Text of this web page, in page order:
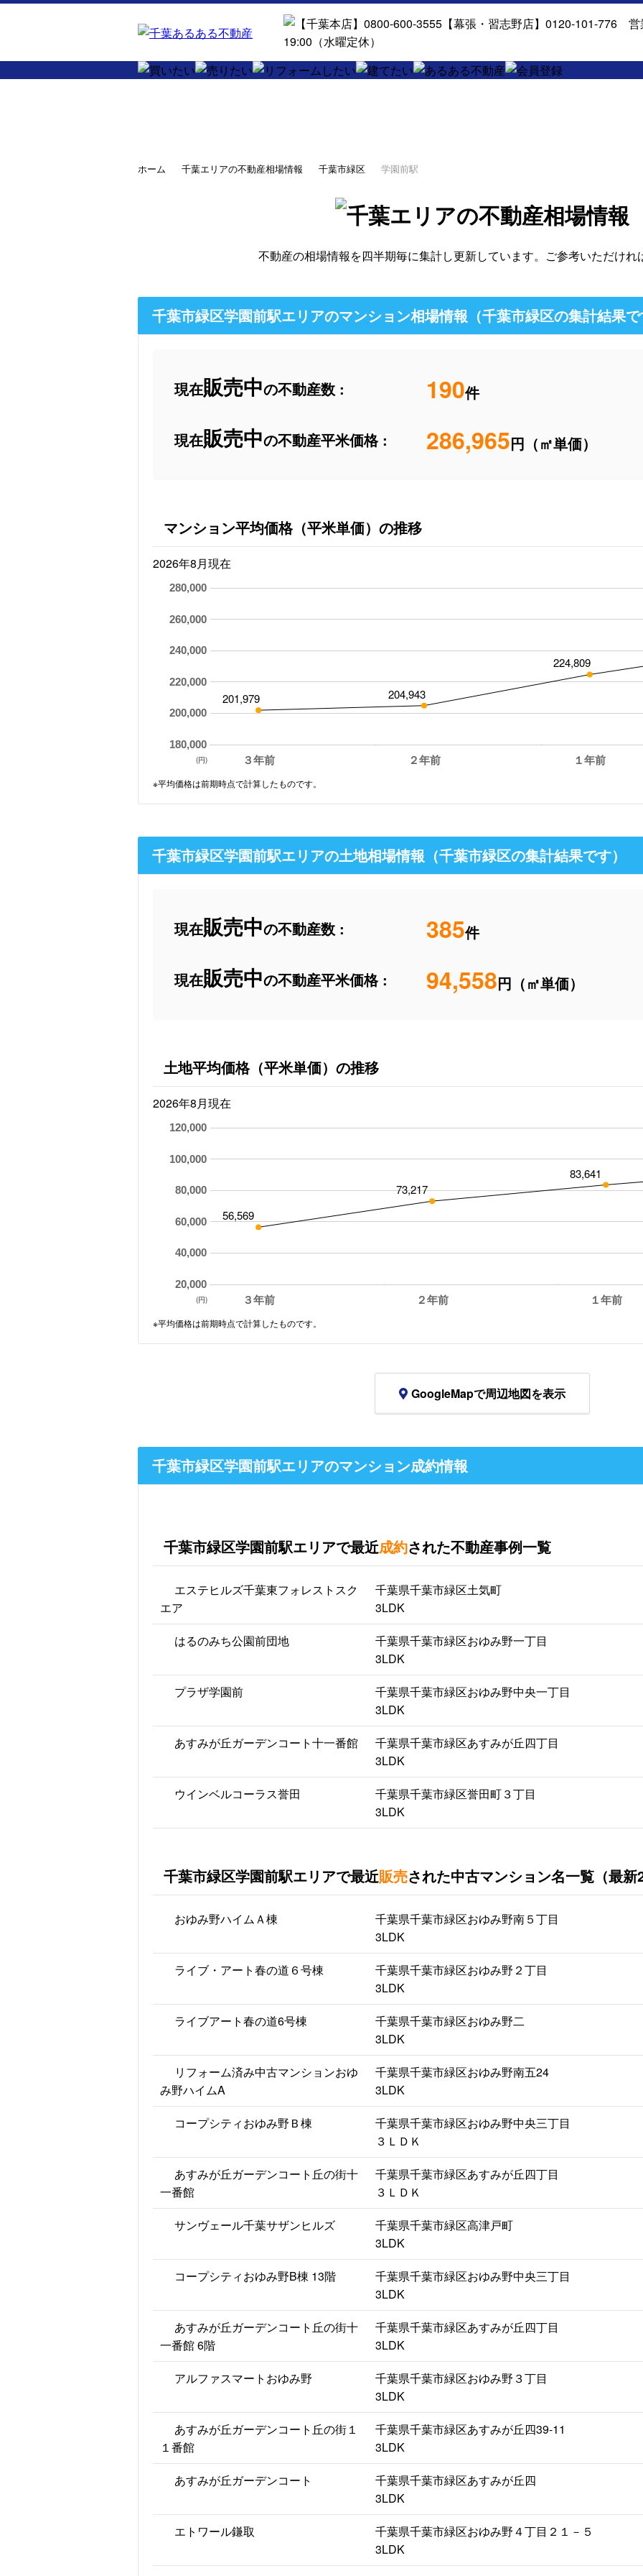
ホーム 千葉エリアの不動産相場情報 千葉市緑区 学園前駅
不動産の相場情報を四半期毎に集計し更新しています。ご参考いただけれ
千葉市緑区学園前駅エリアのマンション相場情報（千葉市緑区の集計結果
現在販売中の不動産数 : 190件
現在販売中の不動産平米価格 : 286,965円（㎡単価）
マンション平均価格（平米単価）の推移
2026年8月現在
３年前 ２年前 １年前
180,000
200,000
220,000
240,000
260,000
280,000
201,979 204,943
224,809
(円)
※平均価格は前期時点で計算したものです。
千葉市緑区学園前駅エリアの土地相場情報（千葉市緑区の集計結果です）
現在販売中の不動産数 : 385件
現在販売中の不動産平米価格 : 94,558円（㎡単価）
土地平均価格（平米単価）の推移
2026年8月現在
３年前 ２年前 １年前
20,000
40,000
60,000
80,000
100,000
120,000
56,569
73,217
83,641
(円)
※平均価格は前期時点で計算したものです。
GoogleMapで周辺地図を表示
千葉市緑区学園前駅エリアのマンション成約情報
千葉市緑区学園前駅エリアで最近成約された不動産事例一覧
エステヒルズ千葉東フォレストスク
エア
千葉県千葉市緑区土気町
3LDK
はるのみち公園前団地
千葉県千葉市緑区おゆみ野一丁目
3LDK
プラザ学園前
千葉県千葉市緑区おゆみ野中央一丁目
3LDK
あすみが丘ガーデンコート十一番館
千葉県千葉市緑区あすみが丘四丁目
3LDK
ウインベルコーラス誉田
千葉県千葉市緑区誉田町３丁目
3LDK
千葉市緑区学園前駅エリアで最近販売された中古マンション名一覧（最
おゆみ野ハイムＡ棟
千葉県千葉市緑区おゆみ野南５丁目
3LDK
ライブ・アート春の道６号棟
千葉県千葉市緑区おゆみ野２丁目
3LDK
ライブアート春の道6号棟
千葉県千葉市緑区おゆみ野二
3LDK
リフォーム済み中古マンションおゆ
み野ハイムA
千葉県千葉市緑区おゆみ野南五24
3LDK
コープシティおゆみ野Ｂ棟
千葉県千葉市緑区おゆみ野中央三丁目
３ＬＤＫ
あすみが丘ガーデンコート丘の街十
一番館
千葉県千葉市緑区あすみが丘四丁目
３ＬＤＫ
サンヴェール千葉サザンヒルズ
千葉県千葉市緑区高津戸町
3LDK
コープシティおゆみ野B棟 13階
千葉県千葉市緑区おゆみ野中央三丁目
3LDK
あすみが丘ガーデンコート丘の街十
一番館 6階
千葉県千葉市緑区あすみが丘四丁目
3LDK
アルファスマートおゆみ野
千葉県千葉市緑区おゆみ野３丁目
3LDK
あすみが丘ガーデンコート丘の街１
１番館
千葉県千葉市緑区あすみが丘四39-11
3LDK
あすみが丘ガーデンコート
千葉県千葉市緑区あすみが丘四
3LDK
エトワール鎌取
千葉県千葉市緑区おゆみ野４丁目２１－５
3LDK